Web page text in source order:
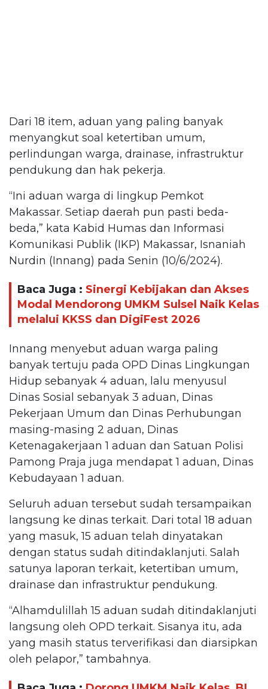
Dari 18 item, aduan yang paling banyak
menyangkut soal ketertiban umum,
perlindungan warga, drainase, infrastruktur
pendukung dan hak pekerja.
“Ini aduan warga di lingkup Pemkot
Makassar. Setiap daerah pun pasti beda-
beda,” kata Kabid Humas dan Informasi
Komunikasi Publik (IKP) Makassar, Isnaniah
Nurdin (Innang) pada Senin (10/6/2024).
Baca Juga : Sinergi Kebijakan dan Akses
Modal Mendorong UMKM Sulsel Naik Kelas
melalui KKSS dan DigiFest 2026
Innang menyebut aduan warga paling
banyak tertuju pada OPD Dinas Lingkungan
Hidup sebanyak 4 aduan, lalu menyusul
Dinas Sosial sebanyak 3 aduan, Dinas
Pekerjaan Umum dan Dinas Perhubungan
masing-masing 2 aduan, Dinas
Ketenagakerjaan 1 aduan dan Satuan Polisi
Pamong Praja juga mendapat 1 aduan, Dinas
Kebudayaan 1 aduan.
Seluruh aduan tersebut sudah tersampaikan
langsung ke dinas terkait. Dari total 18 aduan
yang masuk, 15 aduan telah dinyatakan
dengan status sudah ditindaklanjuti. Salah
satunya laporan terkait, ketertiban umum,
drainase dan infrastruktur pendukung.
“Alhamdulillah 15 aduan sudah ditindaklanjuti
langsung oleh OPD terkait. Sisanya itu, ada
yang masih status terverifikasi dan diarsipkan
oleh pelapor,” tambahnya.